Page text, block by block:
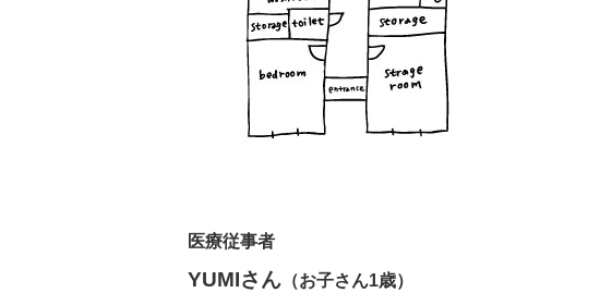
医療従事者
YUMIさん （お子さん1歳）